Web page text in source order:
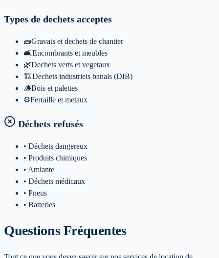
Types de dechets acceptes
🧱Gravats et dechets de chantier
🛋️Encombrants et meubles
🌿Dechets verts et vegetaux
🏗️Dechets industriels banals (DIB)
🪵Bois et palettes
⚙️Ferraille et metaux
Déchets refusés
• Déchets dangereux
• Produits chimiques
• Amiante
• Déchets médicaux
• Pneus
• Batteries
Questions Fréquentes